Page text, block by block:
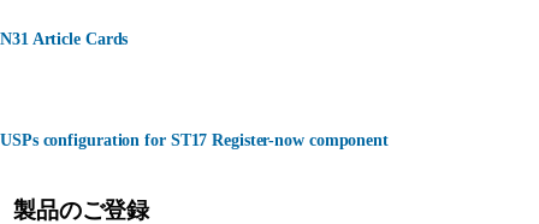
N31 Article Cards
USPs configuration for ST17 Register-now component
製品のご登録